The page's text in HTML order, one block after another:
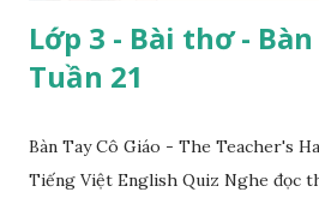
Lớp 3 - Bài thơ -
Tuần 21
Bàn Tay Cô Giáo - The Teacher's
Tiếng Việt English Quiz Nghe đọc